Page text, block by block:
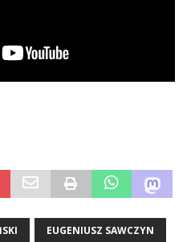
EUGENIUSZ SAWCZYN